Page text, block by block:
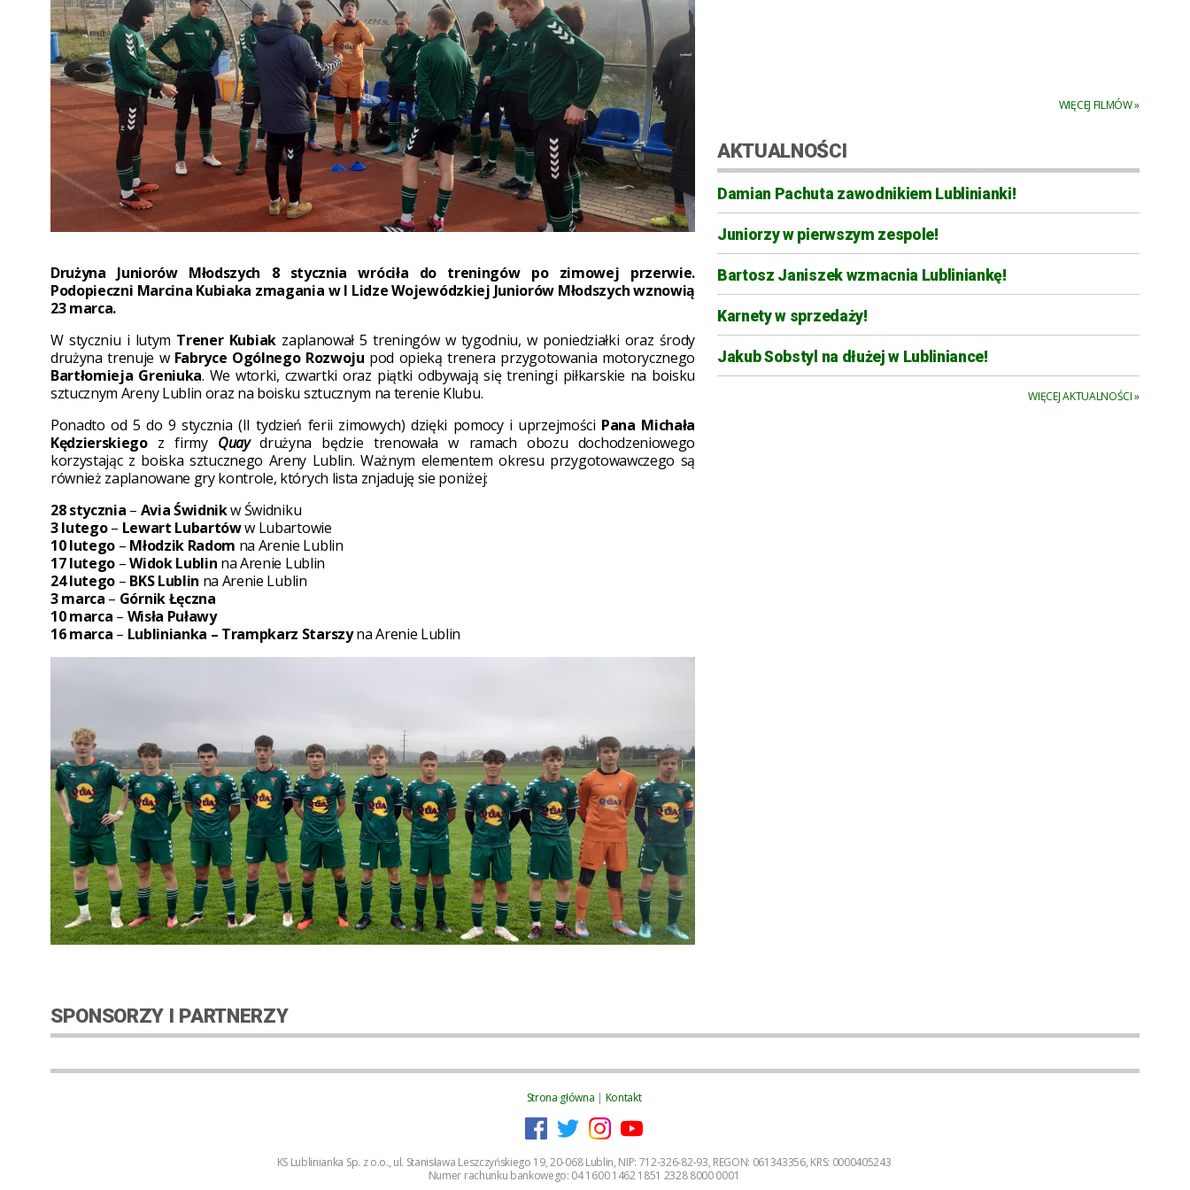
Drużyna Juniorów Młodszych 8 stycznia wróciła do treningów po zimowej przerwie.
Podopieczni Marcina Kubiaka zmagania w I Lidze Wojewódzkiej Juniorów Młodszych wznowią
23 marca.
W styczniu i lutym Trener Kubiakzaplanował 5 treningów w tygodniu, w poniedziałki oraz środy
drużyna trenuje w Fabryce Ogólnego Rozwoju pod opieką trenera przygotowania motorycznego
Bartłomieja Greniuka. We wtorki, czwartki oraz piątki odbywają się treningi piłkarskie na boisku
sztucznym Areny Lublin oraz na boisku sztucznym na terenie Klubu.
Ponadto od 5 do 9 stycznia (II tydzień ferii zimowych) dzięki pomocy i uprzejmości Pana Michała
Kędzierskiegoz firmy Quaydrużyna będzie trenowała w ramach obozu dochodzeniowego
korzystając z boiska sztucznego Areny Lublin. Ważnym elementem okresu przygotowawczego są
również zaplanowane gry kontrole, których lista znjaduję sie poniżej:
28 stycznia – Avia Świdnikw Świdniku
3 lutego– Lewart Lubartóww Lubartowie
10 lutego – Młodzik Radom na Arenie Lublin
17 lutego –Widok Lublin na Arenie Lublin
24 lutego – BKS Lublin na Arenie Lublin
3 marca – Górnik Łęczna
10 marca – Wisła Puławy
16 marca – Lublinianka – Trampkarz Starszyna Arenie Lublin
WIĘCEJ FILMÓW »
AKTUALNOŚCI
Damian Pachuta zawodnikiem Lublinianki!
Juniorzy w pierwszym zespole!
Bartosz Janiszek wzmacnia Lubliniankę!
Karnety w sprzedaży!
Jakub Sobstyl na dłużej w Lubliniance!
WIĘCEJ AKTUALNOŚCI »
SPONSORZY I PARTNERZY
Strona główna | Kontakt
KS Lublinianka Sp. z o.o., ul. Stanisława Leszczyńskiego 19, 20-068 Lublin, NIP: 712-326-82-93, REGON: 061343356, KRS: 0000405243
Numer rachunku bankowego: 04 1600 1462 1851 2328 8000 0001